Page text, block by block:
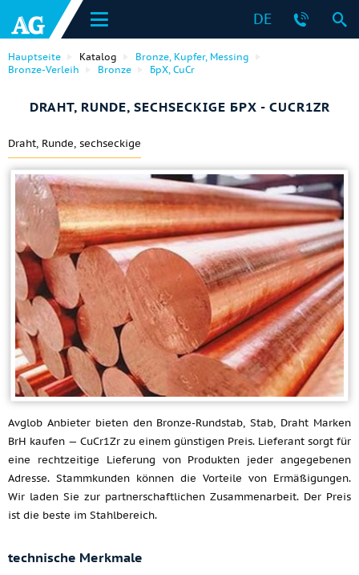
DE
Hauptseite Katalog
Bronze, Kupfer, Messing
Bronze-Verleih
Bronze БрХ, CuCr
DRAHT, RUNDE, SECHSECKIGE БРХ - CUCR1ZR
Draht, Runde, sechseckige
Avglob Anbieter bieten den Bronze-Rundstab, Stab, Draht Marken
BrH kaufen — CuCr1Zr zu einem günstigen Preis. Lieferant sorgt für
eine rechtzeitige Lieferung von Produkten jeder angegebenen
Adresse. Stammkunden können die Vorteile von Ermäßigungen.
Wir laden Sie zur partnerschaftlichen Zusammenarbeit. Der Preis
ist die beste im Stahlbereich.
technische Merkmale